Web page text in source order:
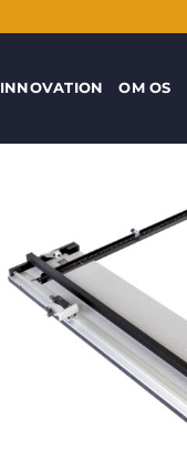
INNOVATION OM OS